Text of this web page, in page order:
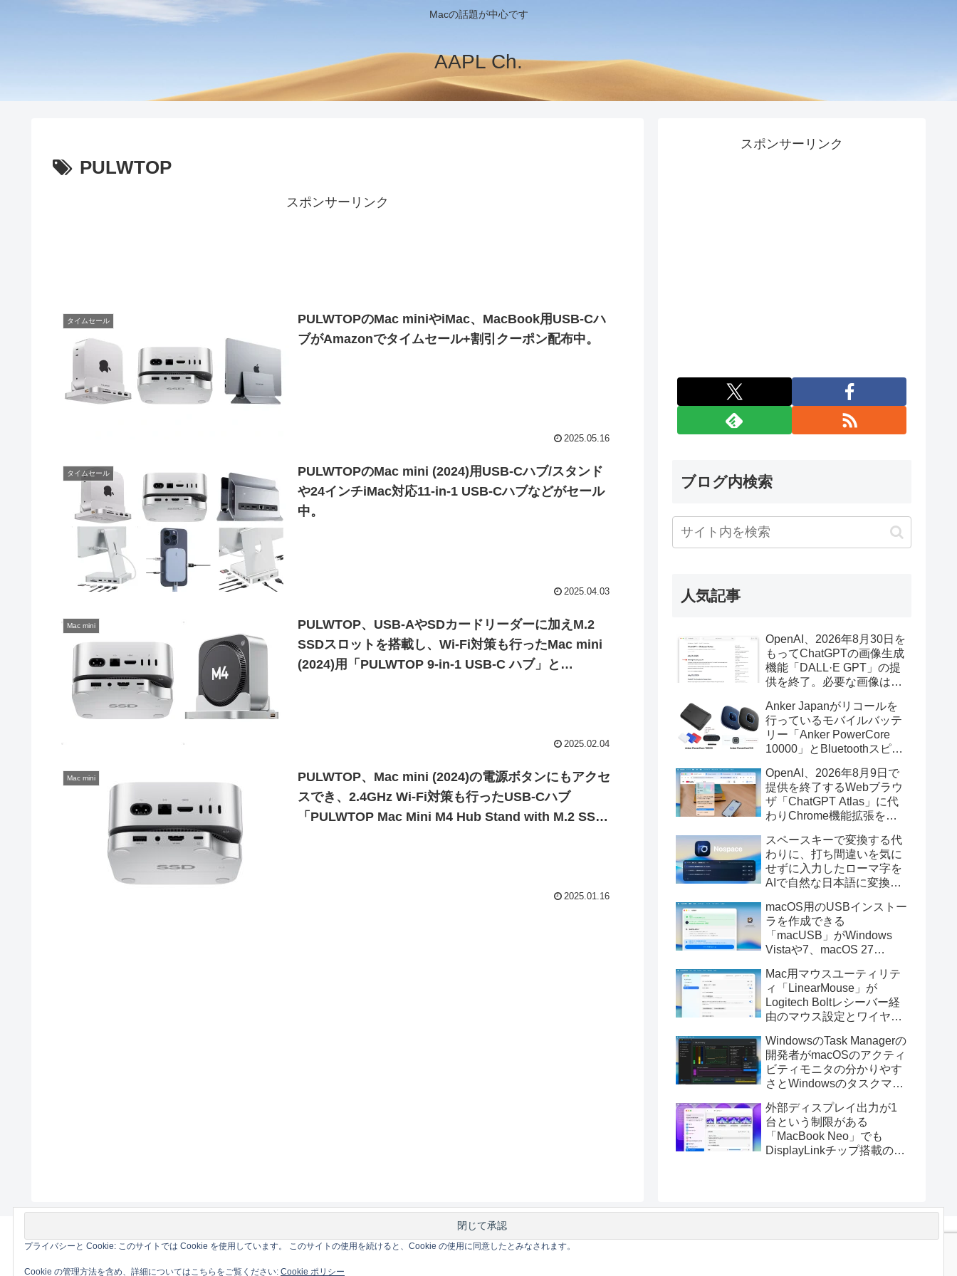
Macの話題が中心です
AAPL Ch.
PULWTOP
スポンサーリンク
タイムセール
PULWTOPのMac miniやiMac、MacBook用USB-Cハ
ブがAmazonでタイムセール+割引クーポン配布中。
2025.05.16
タイムセール
PULWTOPのMac mini (2024)用USB-Cハブ/スタンド
や24インチiMac対応11-in-1 USB-Cハブなどがセール
中。
2025.04.03
Mac mini
PULWTOP、USB-AやSDカードリーダーに加えM.2
SSDスロットを搭載し、Wi-Fi対策も行ったMac mini
(2024)用「PULWTOP 9-in-1 USB-C ハブ」と
2025.02.04
Mac mini
PULWTOP、Mac mini (2024)の電源ボタンにもアクセ
スでき、2.4GHz Wi-Fi対策も行ったUSB-Cハブ
「PULWTOP Mac Mini M4 Hub Stand with M.2 SSD
2025.01.16
スポンサーリンク
ブログ内検索
人気記事
OpenAI、2026年8月30日を
もってChatGPTの画像生成
機能「DALL·E GPT」の提
供を終了。必要な画像は期
Anker Japanがリコールを
行っているモバイルバッテ
リー「Anker PowerCore
10000」とBluetoothスピー
辺を焼損する火災が6月に3
件発生していたそうなので
注意を。
OpenAI、2026年8月9日で
提供を終了するWebブラウ
ザ「ChatGPT Atlas」に代
わりChrome機能拡張をア
画の質問やAsk ChatGPT機
能を追加。
スペースキーで変換する代
わりに、打ち間違いを気に
せずに入力したローマ字を
AIで自然な日本語に変換し
力アプリ「Nospace」がリ
リース。
macOS用のUSBインストー
ラを作成できる
「macUSB」がWindows
Vistaや7、macOS 27
トーラの作成に対応。
Mac用マウスユーティリテ
ィ「LinearMouse」が
Logitech Boltレシーバー経
由のマウス設定とワイヤレ
ックボールに対応。
WindowsのTask Managerの
開発者がmacOSのアクティ
ビティモニタの分かりやす
さとWindowsのタスクマネ
Mac用システムモニタアプ
リ「Task Manager TMOG」
のBeta版を公開。
外部ディスプレイ出力が1
台という制限がある
「MacBook Neo」でも
DisplayLinkチップ搭載の
が可能に。
プライバシーと Cookie: このサイトでは Cookie を使用しています。 このサイトの使用を続けると、Cookie の使用に同意したとみなされます。
Cookie の管理方法を含め、詳細についてはこちらをご覧ください: Cookie ポリシー